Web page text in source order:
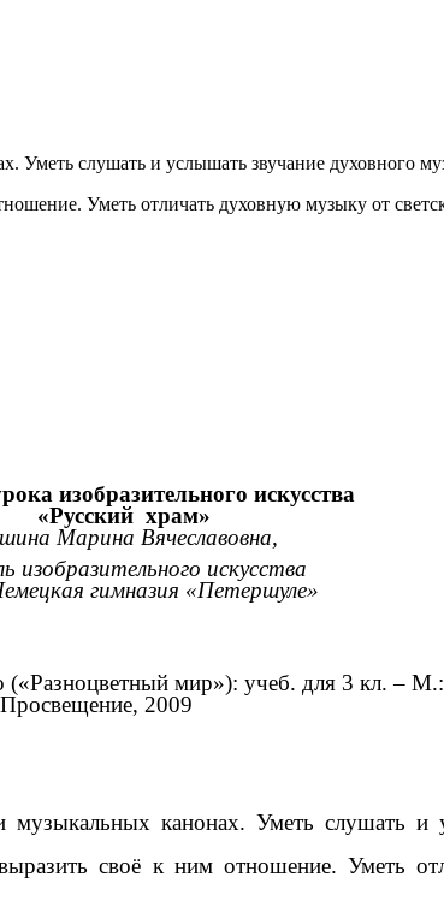
Уметь слушать и услышать звучание духовного
Уметь отличать духовную музыку от
изобразительного искусства
«Русский храм»
Марина Вячеславовна,
изобразительного искусства
гимназия «Петершуле»
мир»): учеб. для 3 кл. – М.:
2009
канонах. Уметь слушать и
своё к ним отношение. Уметь